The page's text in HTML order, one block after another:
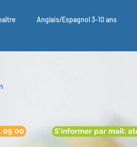
Anglais/Espagnol 3-10 ans
05 00 S'informer par mail: